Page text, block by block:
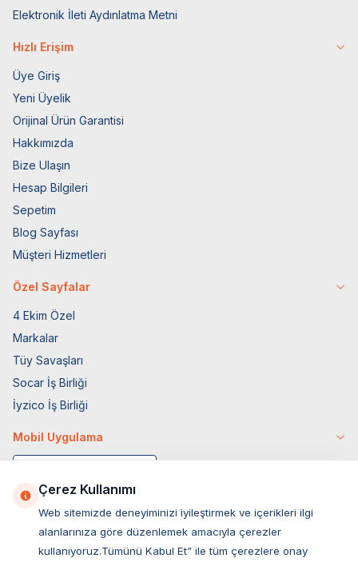
Elektronik İleti Aydınlatma Metni
Hızlı Erişim
Üye Giriş
Yeni Üyelik
Orijinal Ürün Garantisi
Hakkımızda
Bize Ulaşın
Hesap Bilgileri
Sepetim
Blog Sayfası
Müşteri Hizmetleri
Özel Sayfalar
4 Ekim Özel
Markalar
Tüy Savaşları
Socar İş Birliği
İyzico İş Birliği
Mobil Uygulama
Çerez Kullanımı
Web sitemizde deneyiminizi iyileştirmek ve içerikleri ilgi
alanlarınıza göre düzenlemek amacıyla çerezler
kullanıyoruz.Tümünü Kabul Et” ile tüm çerezlere onay